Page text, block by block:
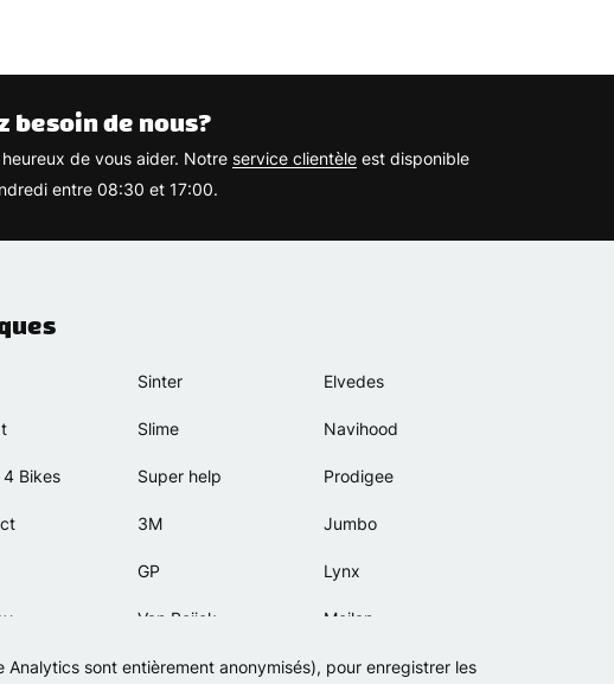
sont entièrement anonymisés), pour enregistrer les
besoin de nous?
de vous aider. Notre service clientèle est disponible
entre 08:30 et 17:00.
4 Bikes
Sinter
Slime
Super help
3M
GP
Van Beijck
Bellelli
Elvedes
Navihood
Prodigee
Jumbo
Lynx
Meilan
Motip